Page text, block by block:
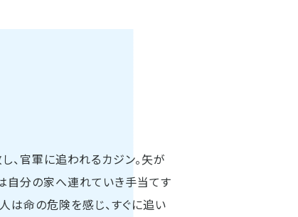
、官軍に追われるカジン。矢が
自分の家へ連れていき手当てす
は命の危険を感じ、すぐに追い